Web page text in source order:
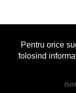
Pentru orice
folosind